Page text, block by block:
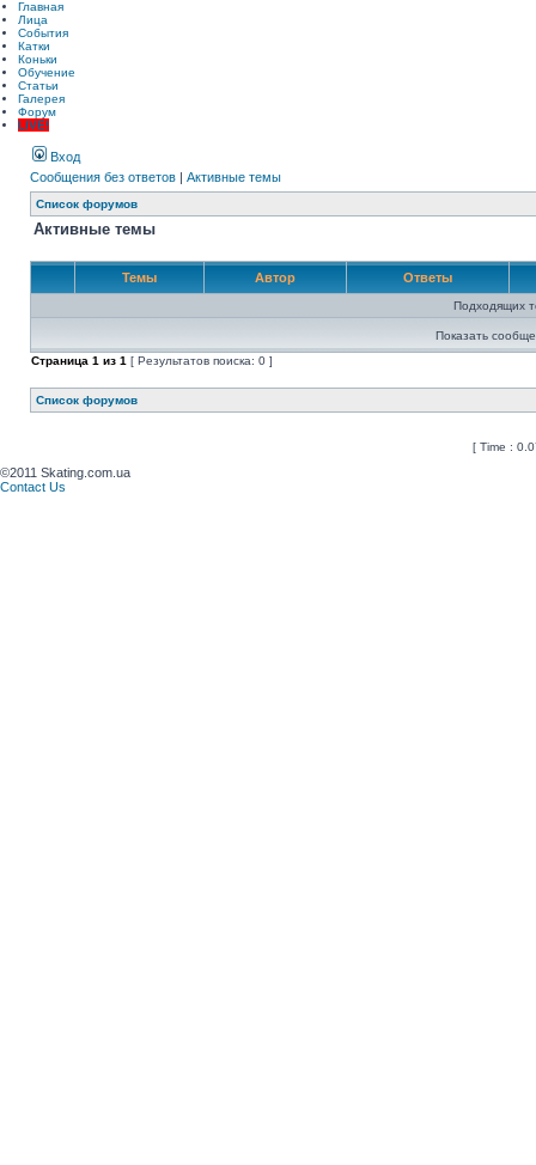
Главная
Лица
События
Катки
Коньки
Обучение
Статьи
Галерея
Форум
LIVE!
Вход
Сообщения без ответов | Активные темы
Список форумов
Активные темы
Темы Автор Ответы
Подходящих
Показать
Страница 1 из 1 [ Результатов поиска: 0 ]
Список форумов
[ Time :
©2011 Skating.com.ua
Contact Us